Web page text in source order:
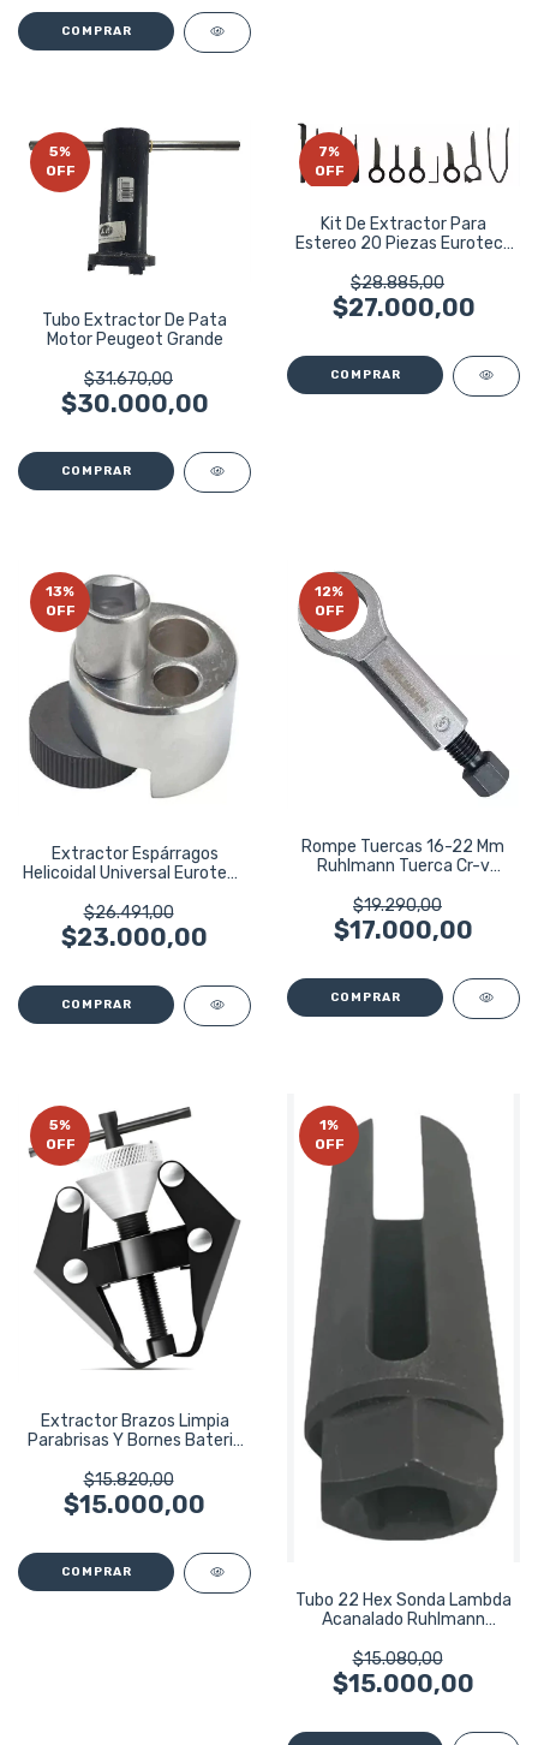
5%
OFF
Tubo Extractor De Pata
Motor Peugeot Grande
$31.670,00
$30.000,00
7%
OFF
Kit De Extractor Para
Estereo 20 Piezas Eurotech
$28.885,00
$27.000,00
13%
OFF
Extractor Espárragos
Helicoidal Universal Eurotech
$26.491,00
$23.000,00
12%
OFF
Rompe Tuercas 16-22 Mm
Ruhlmann Tuerca Cr-v
$19.290,00
$17.000,00
5%
OFF
Extractor Brazos Limpia
Parabrisas Y Bornes Bateria
$15.820,00
$15.000,00
1%
OFF
Tubo 22 Hex Sonda Lambda
Acanalado Ruhlmann
$15.080,00
$15.000,00